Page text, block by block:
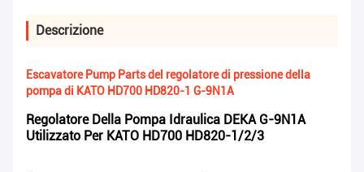
Descrizione
Escavatore Pump Parts del regolatore di pressione della
pompa di KATO HD700 HD820-1 G-9N1A
Regolatore Della Pompa Idraulica DEKA G-9N1A
Utilizzato Per KATO HD700 HD820-1/2/3